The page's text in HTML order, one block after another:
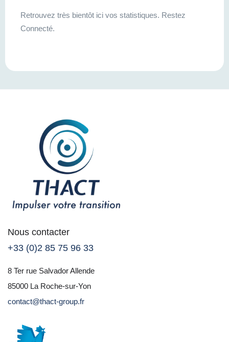
Retrouvez très bientôt ici vos statistiques. Restez
Connecté.
Nous contacter
+33 (0)2 85 75 96 33
8 Ter rue Salvador Allende
85000 La Roche-sur-Yon
contact@thact-group.fr